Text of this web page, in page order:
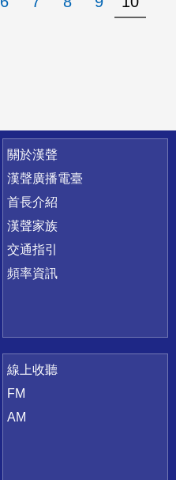
關於漢聲
漢聲廣播電臺
首長介紹
漢聲家族
交通指引
頻率資訊
線上收聽
FM
AM